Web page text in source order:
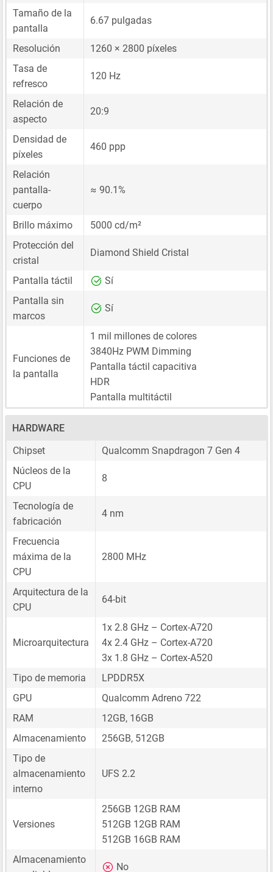
Tamaño de la
pantalla
6.67 pulgadas
Resolución
1260 × 2800 píxeles
Tasa de
refresco
120 Hz
Relación de
aspecto
20:9
Densidad de
píxeles
460 ppp
Relación
pantalla-
cuerpo
≈ 90.1%
Brillo máximo
5000 cd/m²
Protección del
cristal
Diamond Shield Cristal
Pantalla táctil
Sí
Pantalla sin
marcos
Sí
Funciones de
la pantalla
1 mil millones de colores
3840Hz PWM Dimming
Pantalla táctil capacitiva
HDR
Pantalla multitáctil
HARDWARE
Chipset
Qualcomm Snapdragon 7 Gen 4
Núcleos de la
CPU
8
Tecnología de
fabricación
4 nm
Frecuencia
máxima de la
CPU
2800 MHz
Arquitectura de la
CPU
64-bit
Microarquitectura
1x 2.8 GHz – Cortex-A720
4x 2.4 GHz – Cortex-A720
3x 1.8 GHz – Cortex-A520
Tipo de memoria
LPDDR5X
GPU
Qualcomm Adreno 722
RAM
12GB, 16GB
Almacenamiento
256GB, 512GB
Tipo de
almacenamiento
interno
UFS 2.2
Versiones
256GB 12GB RAM
512GB 12GB RAM
512GB 16GB RAM
Almacenamiento
No